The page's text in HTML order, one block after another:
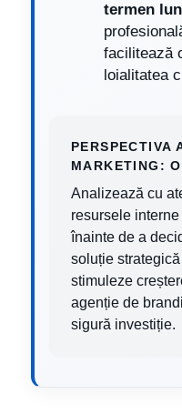
termen
facilitează
loialitatea
PERSPECTIVA
MARKETING:
Analizează cu
resursele
înainte de a
soluție
stimuleze
agenție de
sigură investiție.